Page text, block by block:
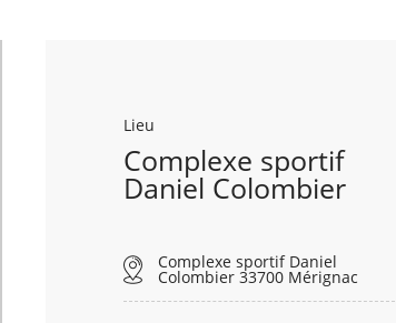
Lieu
Complexe sportif
Daniel Colombier
Complexe sportif Daniel
Colombier 33700 Mérignac